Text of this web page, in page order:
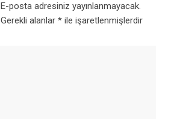
E-posta adresiniz yayınlanmayacak.
Gerekli alanlar *ile işaretlenmişlerdir